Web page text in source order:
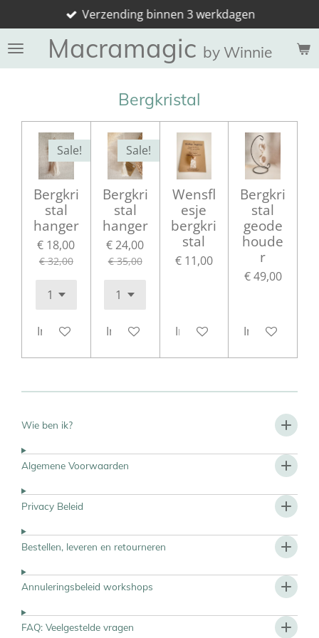
direct
naar
de
Macramagic by Winnie
Verzending binnen 3 werkdagen
Bergkristal
Sale!
Bergkri
stal
hanger
€ 18,00
€ 32,00
In winkelwagen
Sale!
Bergkri
stal
hanger
€ 24,00
€ 35,00
In winkelwagen
Wensfl
esje
bergkri
stal
€ 11,00
In winkelwagen
Bergkri
stal
geode
houde
r
€ 49,00
In
Wie ben ik?
Algemene Voorwaarden
Privacy Beleid
Bestellen, leveren en retourneren
Annuleringsbeleid workshops
FAQ: Veelgestelde vragen